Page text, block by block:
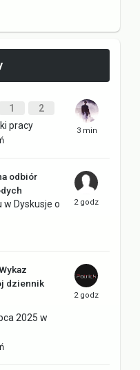
1
2
pracy
odbiór
w Dyskusje o
dziennik
2025 w